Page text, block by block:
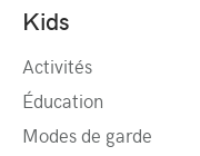
Kids
Activités
Éducation
Modes de garde